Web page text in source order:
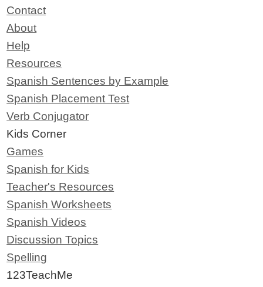
Contact
About
Help
Resources
Spanish Sentences by Example
Spanish Placement Test
Verb Conjugator
Kids Corner
Games
Spanish for Kids
Teacher's Resources
Spanish Worksheets
Spanish Videos
Discussion Topics
Spelling
123TeachMe